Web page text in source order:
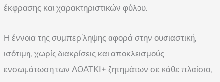
έκφρασης και χαρακτηριστικών φύλου.
Η έννοια της συμπερίληψης αφορά στην ουσιαστική,
ισότιμη, χωρίς διακρίσεις και αποκλεισμούς,
ενσωμάτωση των ΛΟΑΤΚΙ+ ζητημάτων σε κάθε πλαίσιο,